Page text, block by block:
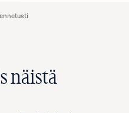
näistä